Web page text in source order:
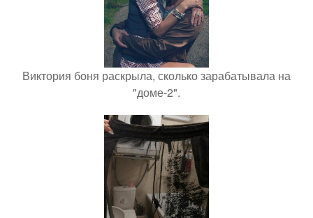
Виктория боня раскрыла, сколько зарабатывала на
"доме-2".